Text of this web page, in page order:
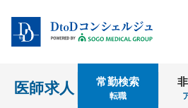
医師求人 常勤検索
転職